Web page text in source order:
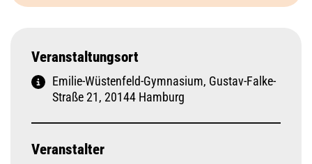
Veranstaltungsort
Emilie-Wüstenfeld-Gymnasium, Gustav-Falke-
Straße 21, 20144 Hamburg
Veranstalter